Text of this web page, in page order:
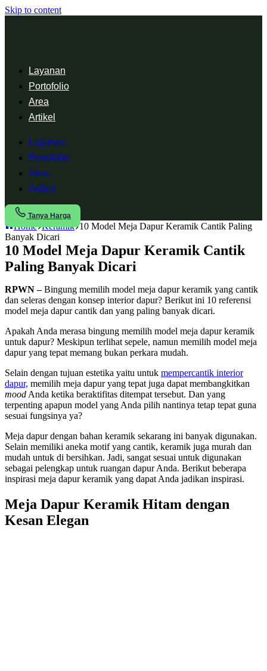
Skip to content
Layanan
Portofolio
Area
Artikel
Layanan
Portofolio
Area
Artikel
Tanya Harga
Home Keramik 10 Model Meja Dapur Keramik Cantik Paling
Banyak Dicari
10 Model Meja Dapur Keramik Cantik
Paling Banyak Dicari
RPWN –Bingung memilih model meja dapur keramik yang cantik
dan seleras dengan konsep interior dapur? Berikut ini 10 referensi
model meja dapur cantik dan yang paling banyak dicari.
Apakah Anda merasa bingung memilih model meja dapur keramik
untuk dapur? Meskipun terlihat sepele, namun memilih model meja
dapur yang tepat memang bukan perkara mudah.
Selain dengan tujuan estetika yaitu untuk mempercantik interior
dapur, memilih meja dapur yang tepat juga dapat membangkitkan
mood Anda ketika beraktifitas ditempat tersebut. Dan yang
terpenting apapun model yang Anda pilih nantinya tetap tepat guna
sesuai fungsinya ya?
Meja dapur dengan bahan keramik sekarang ini banyak digunakan.
Selain memiliki aneka motif yang cantik, keramik juga murah dan
mudah untuk di bersihkan. Jadi, sangat sesuai untuk digunakan
sebagai pelengkap untuk ruangan dapur Anda. Berikut beberapa
inspirasi meja dapur keramik yang dapat Anda jadikan inspirasi.
Meja Dapur Keramik Hitam dengan
Kesan Elegan